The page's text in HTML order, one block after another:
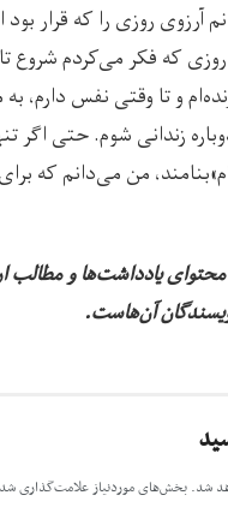
روزی را که قرار بود
که فکر می‌کردم شروع
و تا وقتی نفس دارم، به
زندانی شوم. حتی اگر
من می‌دانم که
یادداشت‌ها و مطالب
آن‌هاست.
شد. بخش‌های موردنیاز علامت‌گذاری